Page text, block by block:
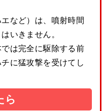
など）は、噴射時間
いきません。
は完全に駆除する前
に猛攻撃を受けてし
ら